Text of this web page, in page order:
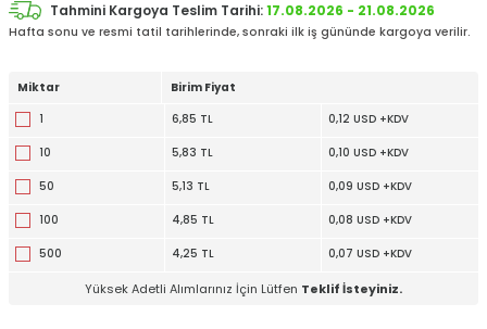
Tahmini Kargoya Teslim Tarihi:17.08.2026 - 21.08.2026
Hafta sonu ve resmi tatil tarihlerinde, sonraki ilk iş gününde kargoya verilir.
Miktar
Birim Fiyat
1
6,85 TL 0,12 USD +KDV
10 5,83 TL 0,10 USD +KDV
50 5,13 TL 0,09 USD +KDV
100 4,85 TL 0,08 USD +KDV
500 4,25 TL 0,07 USD +KDV
Yüksek Adetli Alımlarınız İçin Lütfen Teklif İsteyiniz.